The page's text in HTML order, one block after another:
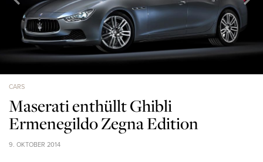
CARS
Maserati enthüllt Ghibli
Ermenegildo Zegna Edition
9. OKTOBER 2014